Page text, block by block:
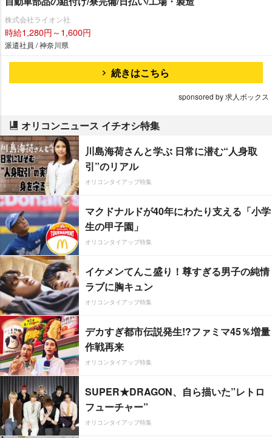
株式会社ライオン社
時給1,280円～1,600円
派遣社員 / 神奈川県
続きはこちら
sponsored by 求人ボックス
オリコンニュース イチオシ特集
川島海荷さんと学ぶ 日常に潜む“人身取
引”のリアル
オリコンタイアップ特集
マクドナルドが40年にわたり支える「小学
生の甲子園」
オリコンタイアップ特集
イケメンてんこ盛り！尊すぎる男子の純情
ラブに胸キュン
オリコンタイアップ特集
デカすぎ都市伝説発生!?ファミマ45％増量
作戦再来
オリコンタイアップ特集
SUPER★DRAGON、自ら描いた”レトロ
フューチャー”
オリコンタイアップ特集